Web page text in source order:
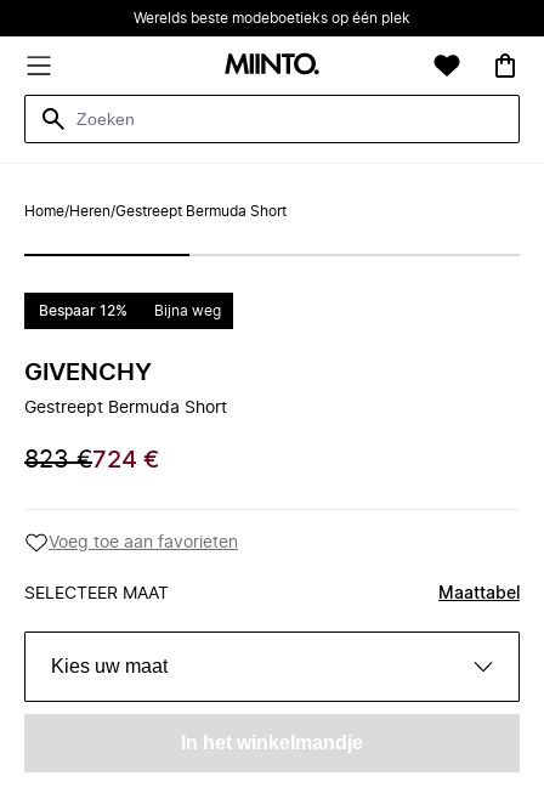
Werelds beste modeboetieks op één plek
Home/Heren/Gestreept Bermuda Short
Bespaar 12% Bijna weg
GIVENCHY
Gestreept Bermuda Short
823 €724 €
Voeg toe aan favorieten
SELECTEER MAAT Maattabel
Kies uw maat
In het winkelmandje